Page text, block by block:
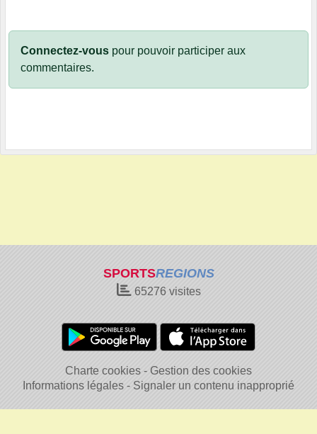
Connectez-vous pour pouvoir participer aux
commentaires.
SPORTSREGIONS
65276visites
Charte cookies
Gestion des cookies
Informations légales
Signaler un contenu inapproprié